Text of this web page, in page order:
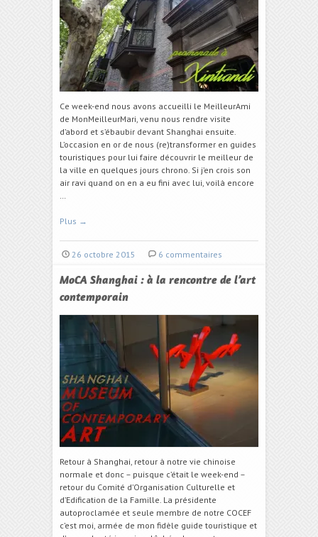
Ce week-end nous avons accueilli le MeilleurAmi
de MonMeilleurMari, venu nous rendre visite
d’abord et s’ébaubir devant Shanghai ensuite.
L’occasion en or de nous (re)transformer en guides
touristiques pour lui faire découvrir le meilleur de
la ville en quelques jours chrono. Si j’en crois son
air ravi quand on en a eu fini avec lui, voilà encore
…
Plus →
26 octobre 2015 6 commentaires
MoCA Shanghai : à la rencontre de l’art
contemporain
Retour à Shanghai, retour à notre vie chinoise
normale et donc – puisque c’était le week-end –
retour du Comité d’Organisation Culturelle et
d’Edification de la Famille. La présidente
autoproclamée et seule membre de notre COCEF
c’est moi, armée de mon fidèle guide touristique et